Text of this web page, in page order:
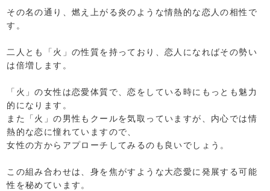
その名の通り、燃え上がる炎のような情熱的な恋人の相性で
す。
二人とも「火」の性質を持っており、恋人になればその勢い
は倍増します。
「火」の女性は恋愛体質で、恋をしている時にもっとも魅力
的になります。
また「火」の男性もクールを気取っていますが、内心では情
熱的な恋に憧れていますので、
女性の方からアプローチしてみるのも良いでしょう。
この組み合わせは、身を焦がすような大恋愛に発展する可能
性を秘めています。